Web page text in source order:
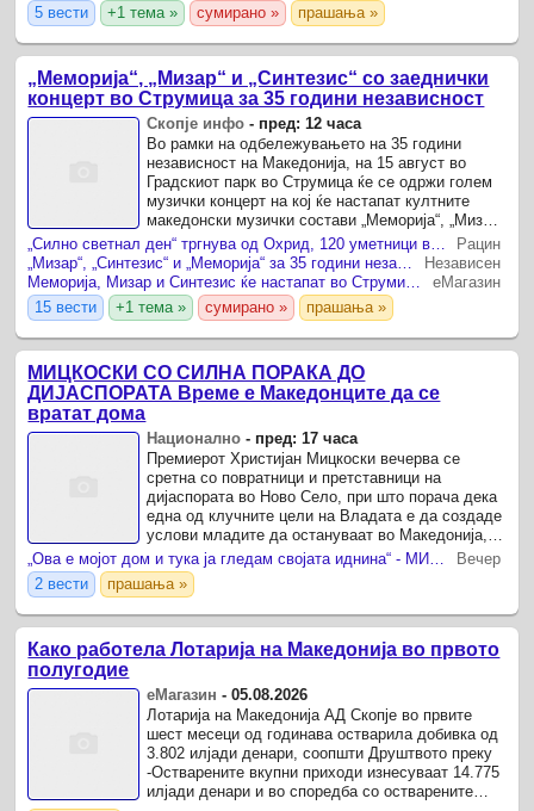
5 вести
+1 тема » сумирано » прашања »
„Меморија“, „Мизар“ и „Синтезис“ со заеднички
концерт во Струмица за 35 години независност
Скопје инфо - пред: 12 часа
Во рамки на одбележувањето на 35 години
независност на Македонија, на 15 август во
Градскиот парк во Струмица ќе се одржи голем
музички концерт на кој ќе настапат култните
македонски музички состави „Меморија“, „Мизар“
и „Синтезис“.
„Силно светнал ден“ тргнува од Охрид, 120 уметници во 11 градови
Рацин
„Мизар“, „Синтезис“ и „Меморија“ за 35 години независност ќе пеат во Струмица
Независен
Меморија, Мизар и Синтезис ќе настапат во Струмица на 15. август за 35 години независност на Македонија
еМагазин
15 вести
+1 тема » сумирано » прашања »
МИЦКОСКИ СО СИЛНА ПОРАКА ДО
ДИЈАСПОРАТА Време е Македонците да се
вратат дома
Национално - пред: 17 часа
Премиерот Христијан Мицкоски вечерва се
сретна со повратници и претставници на
дијаспората во Ново Село, при што порача дека
една од клучните цели на Владата е да создаде
услови младите да остануваат во Македонија, а
иселениците да имаат мотив повторно да се
вратат во своите ...
„Ова е мојот дом и тука ја гледам својата иднина“ - МИЦКОСКИ СО ПОРАКА ДО ЖИТЕЛИТЕ НА НОВО СЕЛО
Вечер
2 вести
прашања »
Како работела Лотарија на Македонија во првото
полугодие
еМагазин -05.08.2026
Лотарија на Македонија АД Скопје во првите
шест месеци од годинава остварила добивка од
3.802 илјади денари, соопшти Друштвото преку
-Остварените вкупни приходи изнесуваат 14.775
илјади денари и во споредба со остварените